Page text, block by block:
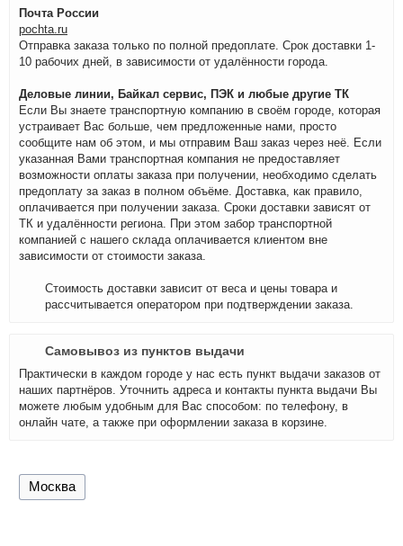
Почта России
pochta.ru
Отправка заказа только по полной предоплате. Срок доставки 1-
10 рабочих дней, в зависимости от удалённости города.
Деловые линии, Байкал сервис, ПЭК и любые другие ТК
Если Вы знаете транспортную компанию в своём городе, которая
устраивает Вас больше, чем предложенные нами, просто
сообщите нам об этом, и мы отправим Ваш заказ через неё. Если
указанная Вами транспортная компания не предоставляет
возможности оплаты заказа при получении, необходимо сделать
предоплату за заказ в полном объёме. Доставка, как правило,
оплачивается при получении заказа. Сроки доставки зависят от
ТК и удалённости региона. При этом забор транспортной
компанией с нашего склада оплачивается клиентом вне
зависимости от стоимости заказа.
Стоимость доставки зависит от веса и цены товара и
рассчитывается оператором при подтверждении заказа.
Самовывоз из пунктов выдачи
Практически в каждом городе у нас есть пункт выдачи заказов от
наших партнёров. Уточнить адреса и контакты пункта выдачи Вы
можете любым удобным для Вас способом: по телефону, в
онлайн чате, а также при оформлении заказа в корзине.
Москва